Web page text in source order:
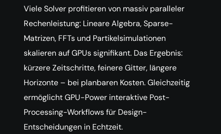
Viele Solver profitieren von massiv paralleler
Rechenleistung: Lineare Algebra, Sparse-
Matrizen, FFTs und Partikelsimulationen
skalieren auf GPUs signifikant. Das Ergebnis:
kürzere Zeitschritte, feinere Gitter, längere
Horizonte – bei planbaren Kosten. Gleichzeitig
ermöglicht GPU-Power interaktive Post-
Processing-Workflows für Design-
Entscheidungen in Echtzeit.